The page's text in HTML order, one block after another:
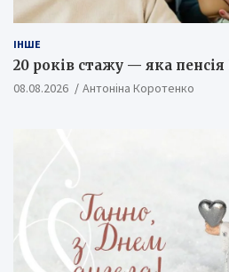
ІНШЕ
20 років стажу — яка пенсія
08.08.2026 Антоніна Коротенко